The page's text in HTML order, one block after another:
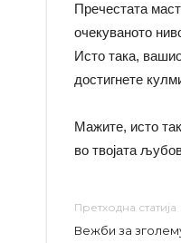
Пречестата
очекуваното
Исто така,
достигнете
Мажите, исто
во твојата
Претходна статија
Вежби за